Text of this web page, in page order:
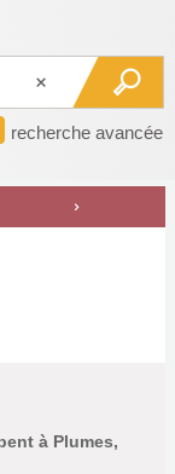
recherche avancée
à Plumes,